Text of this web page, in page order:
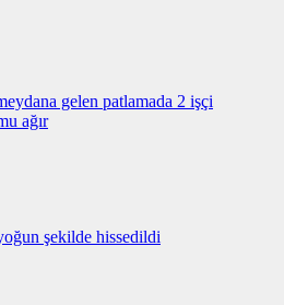
gelen patlamada 2 işçi
ağır
şekilde hissedildi